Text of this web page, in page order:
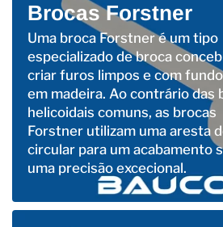
Brocas Forstner
Uma broca Forstner é um tipo
especializado de broca
criar furos limpos e com
em madeira. Ao contrário das
helicoidais comuns, as brocas
Forstner utilizam uma aresta
circular para um acabamento
uma precisão excecional.